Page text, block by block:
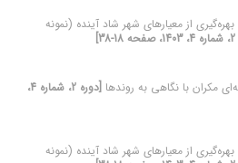
از معیارهای شهر شاد آینده (نمونه
مکران با نگاهی به روندها
[دوره 2، شماره 4،
از معیارهای شهر شاد آینده (نمونه